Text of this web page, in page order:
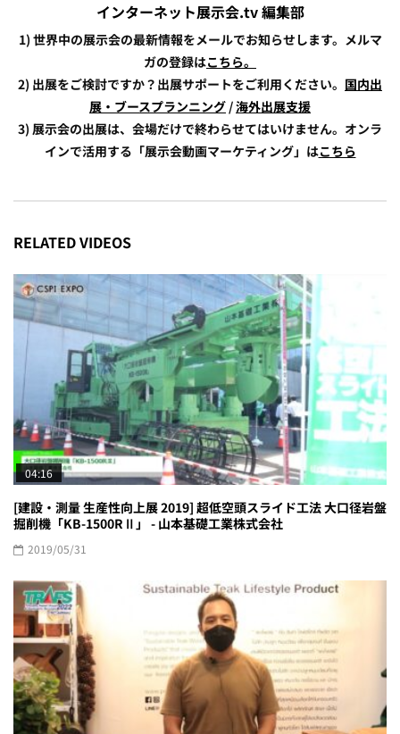
インターネット展示会.tv 編集部
1) 世界中の展示会の最新情報をメールでお知らせします。メルマ
ガの登録はこちら。
2) 出展をご検討ですか？出展サポートをご利用ください。 国内出
展・ブースプランニング /海外出展支援
3) 展示会の出展は、会場だけで終わらせてはいけません。オンラ
インで活用する「展示会動画マーケティング」はこちら
RELATED VIDEOS
04:16
[建設・測量 生産性向上展 2019] 超低空頭スライド工法 大口径岩盤
掘削機「KB-1500RⅡ」 - 山本基礎工業株式会社
2019/05/31